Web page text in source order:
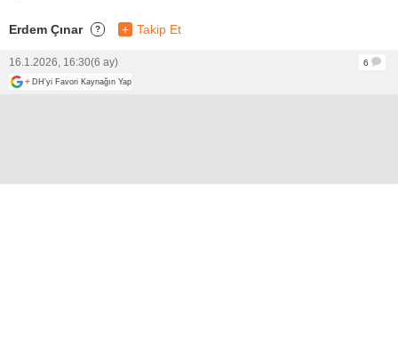
Erdem Çınar ? + Takip Et
16.1.2026, 16:30(6 ay)
6
+ DH'yi Favori Kaynağın Yap